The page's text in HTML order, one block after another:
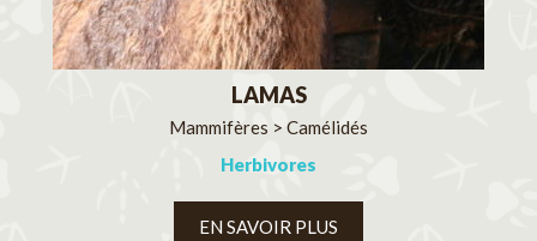
LAMAS
Mammifères > Camélidés
Herbivores
EN SAVOIR PLUS